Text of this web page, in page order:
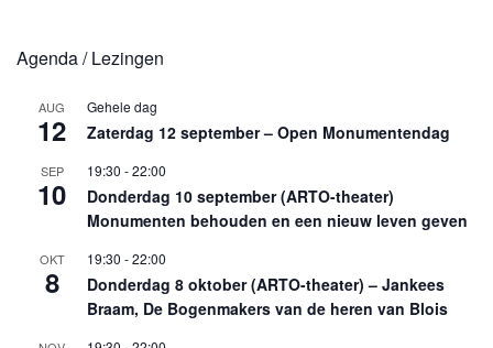
Agenda / Lezingen
AUG
12
Gehele dag
Zaterdag 12 september – Open Monumentendag
SEP
10
19:30 -22:00
Donderdag 10 september (ARTO-theater)
Monumenten behouden en een nieuw leven geven
OKT
8
19:30 -22:00
Donderdag 8 oktober (ARTO-theater) – Jankees
Braam, De Bogenmakers van de heren van Blois